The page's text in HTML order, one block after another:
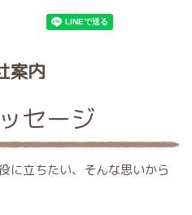
案内
セージ
に立ちたい、そんな思いから